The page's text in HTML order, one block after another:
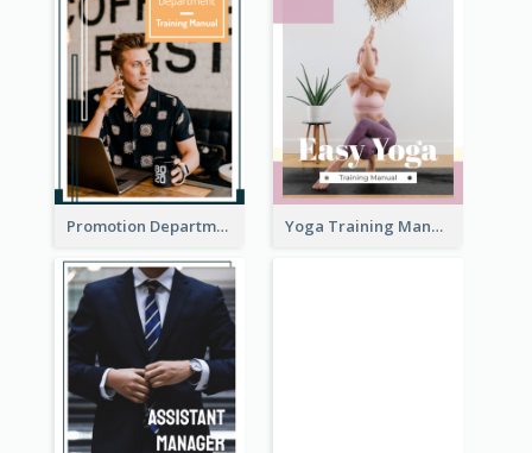
Promotion Department Training Manual Yoga Training Manual